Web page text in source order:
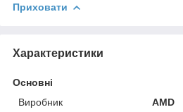
Приховати
Характеристики
Основні
Виробник
AMD